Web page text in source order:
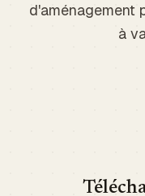
d'aménagement
à